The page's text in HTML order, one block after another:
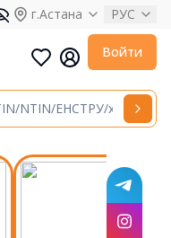
г.Астана РУС
Войти